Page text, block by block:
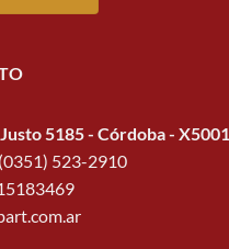
5185 - Córdoba - X5001
523-2910